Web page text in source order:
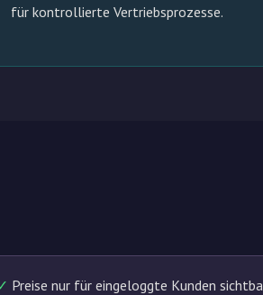
für kontrollierte Vertriebsprozesse.
Preise nur für eingeloggte Kunden